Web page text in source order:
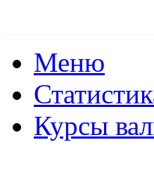
Меню
Курсы